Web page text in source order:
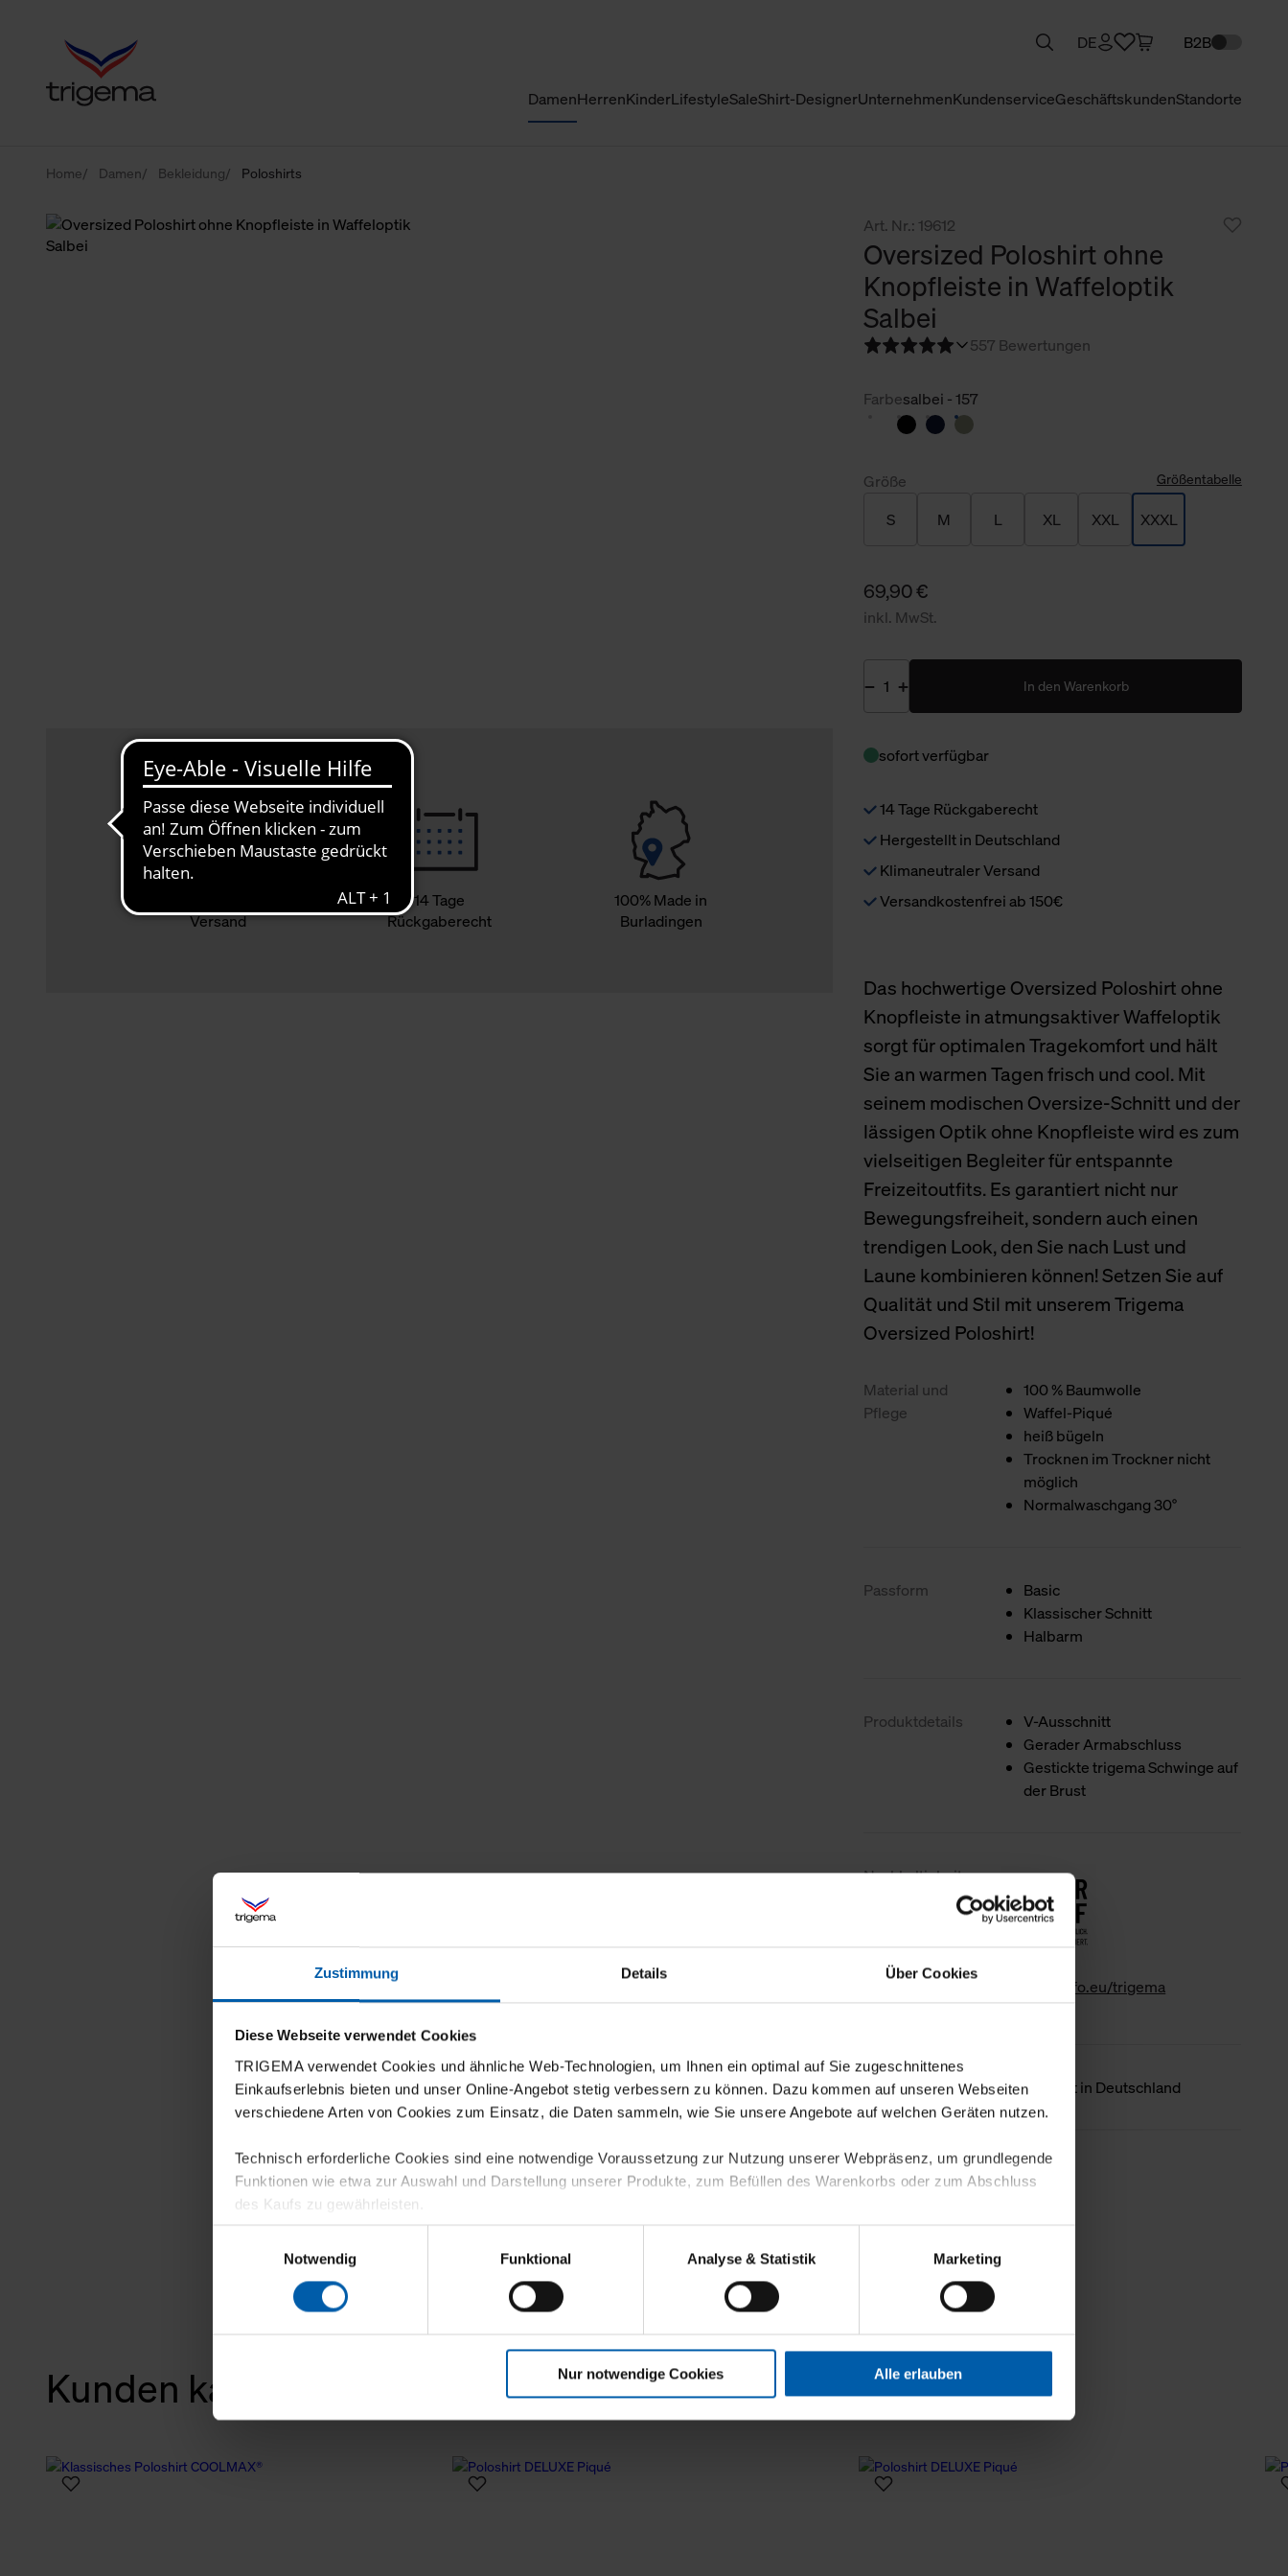
Zustimmung Details Über Cookies
Diese Webseite verwendet Cookies
TRIGEMA verwendet Cookies und ähnliche Web-Technologien, um Ihnen ein optimal auf Sie zugeschnittenes
Einkaufserlebnis bieten und unser Online-Angebot stetig verbessern zu können. Dazu kommen auf unseren Webseiten
verschiedene Arten von Cookies zum Einsatz, die Daten sammeln, wie Sie unsere Angebote auf welchen Geräten nutzen.
Technisch erforderliche Cookies sind eine notwendige Voraussetzung zur Nutzung unserer Webpräsenz, um grundlegende
Funktionen wie etwa zur Auswahl und Darstellung unserer Produkte, zum Befüllen des Warenkorbs oder zum Abschluss
des Kaufs zu gewährleisten.
Für die Darstellung personalisierter Angebote, Anzeigen und Inhalte aufgrund Ihres Nutzerverhaltens und Ihres Profils
sowie für Marketing-, Statistik- und Tracking-Zwecke zur Analyse und Optimierung unserer Webpräsenz speichern wir
personenbezogene Informationen. Diese übermitteln wir in anonymisierter Form an Dritte wie etwa unsere
Klicken Sie auf "Alle erlauben", damit wir alle Cookies und Web-Technologien für Ihr personalisiertes Einkaufserlebnis
verwenden dürfen. Über die jeweiligen Schaltflächen können Sie die Arten der Cookies selbst festlegen, die Sie erlauben
Über den Reiter „Details“ erfahren Sie weiterführende Informationen über die jeweiligen Cookies und ihren
Notwendig
Funktional Analyse & Statistik Marketing
Nur notwendige Cookies Alle erlauben
DamenHerrenKinderLifestyleSaleShirt-DesignerUnternehmenKundenserviceGeschäftskundenStandorte
DE B2B
Home Damen Bekleidung Poloshirts
Versand
14 Tage
Rückgaberecht
100% Made in
Burladingen
Art. Nr.: 19612
Oversized Poloshirt ohne
Knopfleiste in Waffeloptik
Salbei
557 Bewertungen
Farbesalbei - 157
Größe Größentabelle
S M L XL XXL XXXL
69,90 €
inkl. MwSt.
In den Warenkorb
sofort verfügbar
14 Tage Rückgaberecht
Hergestellt in Deutschland
Klimaneutraler Versand
Versandkostenfrei ab 150€
Das hochwertige Oversized Poloshirt ohne
Knopfleiste in atmungsaktiver Waffeloptik
sorgt für optimalen Tragekomfort und hält
Sie an warmen Tagen frisch und cool. Mit
seinem modischen Oversize-Schnitt und der
lässigen Optik ohne Knopfleiste wird es zum
vielseitigen Begleiter für entspannte
Freizeitoutfits. Es garantiert nicht nur
Bewegungsfreiheit, sondern auch einen
trendigen Look, den Sie nach Lust und
Laune kombinieren können! Setzen Sie auf
Qualität und Stil mit unserem Trigema
Oversized Poloshirt!
Material und
Pflege
100 % Baumwolle
Waffel-Piqué
heiß bügeln
Trocknen im Trockner nicht
möglich
Normalwaschgang 30°
Passform
Basic
Klassischer Schnitt
Halbarm
Produktdetails
V-Ausschnitt
Gerader Armabschluss
Gestickte trigema Schwinge auf
der Brust
Nachhaltigkeit
www.gk-info.eu/trigema
Ursprungsland Hergestellt in Deutschland
Weniger Details
Kunden kauften auch